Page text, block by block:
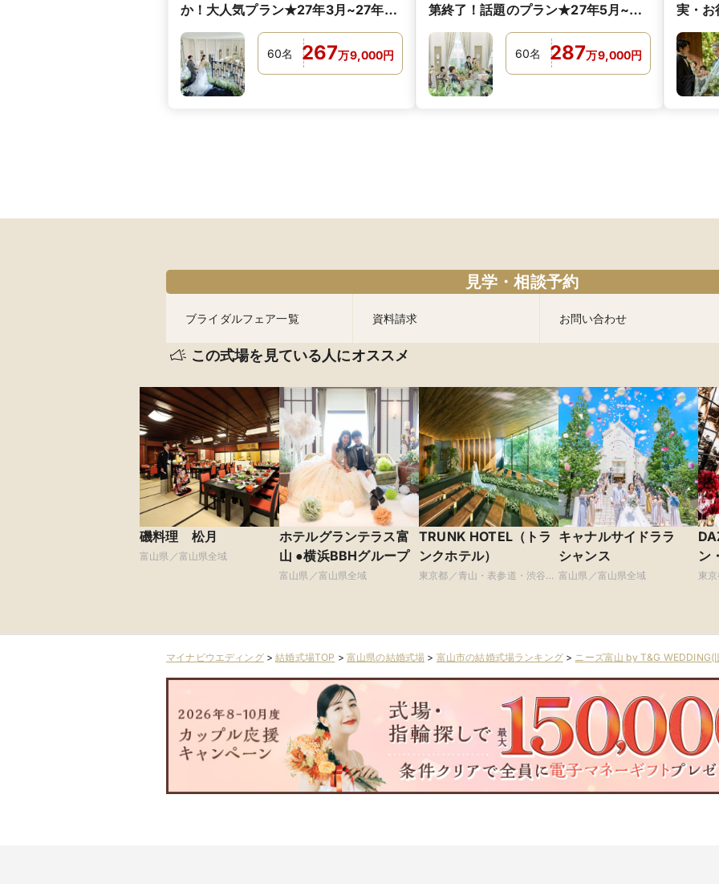
か！大人気プラン★27年3月~27年4
月に結婚式実施の方へ
60名 267万9,000円
第終了！話題のプラン★27年5月~27
年6月に結婚式実施の方へ
60名 287万9,000円
実・お
◆27年
見学・相談予約
ブライダルフェア一覧 資料請求 お問い合わせ
この式場を見ている人にオススメ
磯料理 松月
富山県／富山県全域
ホテルグランテラス富
山 ●横浜BBHグループ
富山県／富山県全域
TRUNK HOTEL（トラ
ンクホテル）
東京都／青山・表参道・渋谷・
キャナルサイドララ
シャンス
富山県／富山県全域
ン
東
マイナビウエディング>結婚式場TOP > 富山県の結婚式場 > 富山市の結婚式場ランキング> ニーズ富山 by T&G WEDDING(